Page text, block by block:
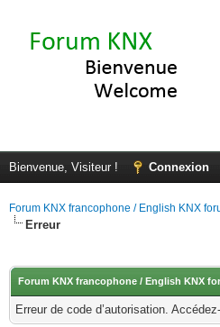
Bienvenue, Visiteur ! Connexion
Forum KNX francophone / English KNX
Erreur
Forum KNX francophone / English KNX
Erreur de code d’autorisation.